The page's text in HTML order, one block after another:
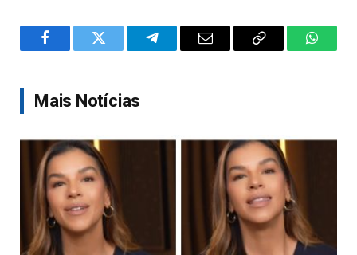
FacebookTwitter TelegramEmail
Copy
Mais Notícias